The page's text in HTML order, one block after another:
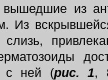
вышедшие из
Из
слизь,
с ней (рис. 1,